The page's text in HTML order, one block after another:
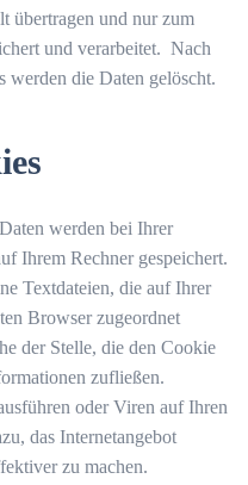
übertragen und nur zum
und verarbeitet. Nach
werden die Daten gelöscht.
werden bei Ihrer
Ihrem Rechner gespeichert.
Textdateien, die auf Ihrer
Browser zugeordnet
der Stelle, die den Cookie
zufließen.
oder Viren auf Ihren
das Internetangebot
zu machen.